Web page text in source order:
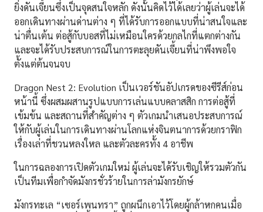
ยิ่งดันเจี้ยนซึ่งเป็นจุดสนใจหลัก ดังนั้นคิดไว้ได้เลยว่าผู้เล่นจะได้
ออกเดินทางผ่านด่านต่าง ๆ ที่ได้รับการออกแบบที่น่าสนใจและ
น่าตื่นเต้น ต่อสู้กับบอสที่ไม่เหมือนใครด้วยกลไกที่แตกต่างกัน
และจะได้รับประสบการณ์ในการตะลุยดันเจี้ยนที่น่าพึงพอใจ
ตั้งแต่ต้นจนจบ
Dragon Nest 2: Evolution เป็นเวอร์ชันอัปเกรดของซีรีส์ก่อน
หน้านี้ ซึ่งผสมผสานรูปแบบการเล่นแบบคลาสสิก การต่อสู้ที่
เข้มข้น และสถานที่สำคัญต่าง ๆ ตัวเกมนำเสนอประสบการณ์
ให้กับผู้เล่นในการเดินทางผ่านโลกแห่งจินตนาการด้วยกราฟิก
เรื่องเล่าที่ชวนหลงใหล และตัวละครทั้ง 4 อาชีพ
ในการฉลองการเปิดตัวเกมใหม่ ผู้เล่นจะได้รับเชิญให้รวมตัวกัน
เป็นทีมเพื่อกำจัดมังกรชั่วร้ายในการล่ามังกรยักษ์
มังกรทะเล “เซอร์เพนทรา” ถูกผนึกเอาไว้โดยผู้กล้าหกคนเมื่อ